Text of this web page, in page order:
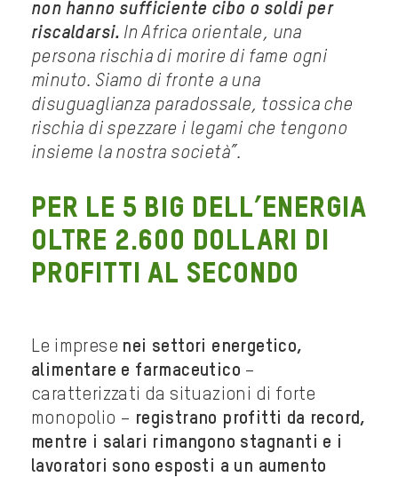
non hanno sufficiente cibo o soldi per
riscaldarsi. In Africa orientale, una
persona rischia di morire di fame ogni
minuto. Siamo di fronte a una
disuguaglianza paradossale, tossica che
rischia di spezzare i legami che tengono
insieme la nostra società”.
PER LE 5 BIG DELL’ENERGIA
OLTRE 2.600 DOLLARI DI
PROFITTI AL SECONDO
Le imprese nei settori energetico,
alimentare e farmaceutico –
caratterizzati da situazioni di forte
monopolio – registrano profitti da record,
mentre i salari rimangono stagnanti e i
lavoratori sono esposti a un aumento